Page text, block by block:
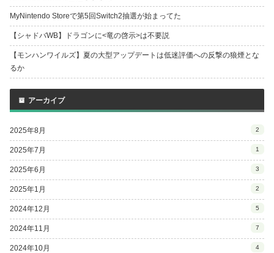
MyNintendo Storeで第5回Switch2抽選が始まってた
【シャドバWB】ドラゴンに<竜の啓示>は不要説
【モンハンワイルズ】夏の大型アップデートは低迷評価への反撃の狼煙とな
るか
アーカイブ
2025年8月 2
2025年7月 1
2025年6月 3
2025年1月 2
2024年12月 5
2024年11月 7
2024年10月 4